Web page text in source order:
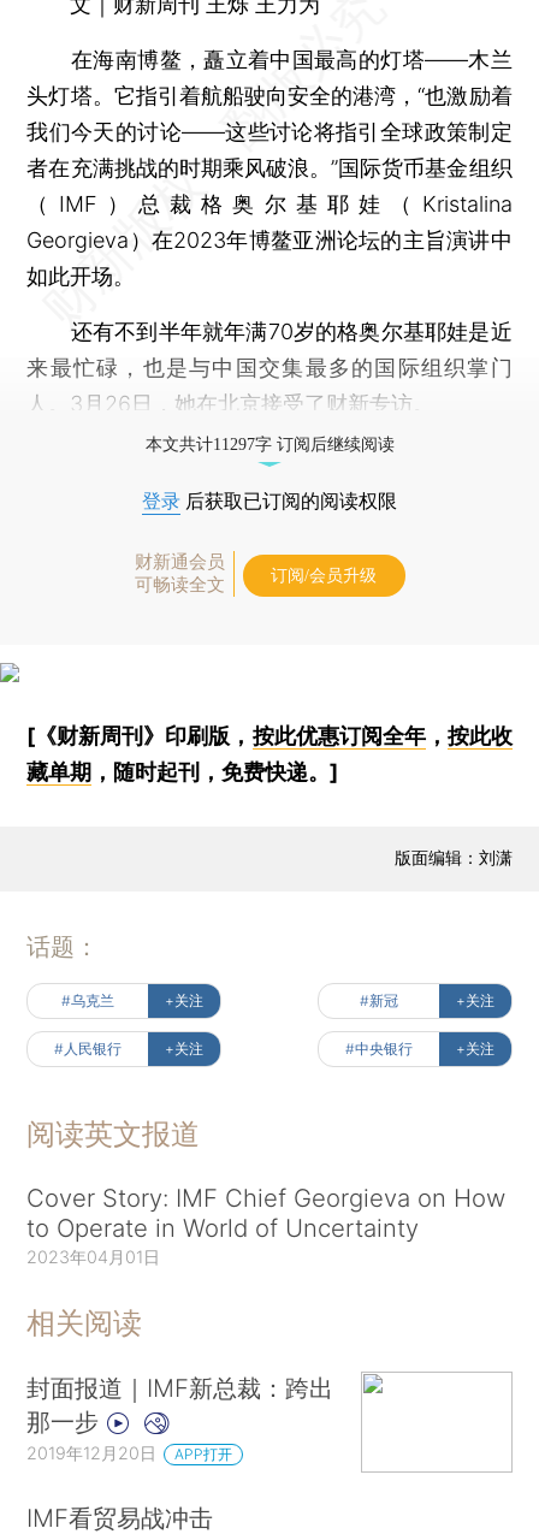
在海南博鳌，矗立着中国最高的灯塔——木兰
头灯塔。它指引着航船驶向安全的港湾，“也激励着
我们今天的讨论——这些讨论将指引全球政策制定
者在充满挑战的时期乘风破浪。”国际货币基金组织
（IMF）总裁格奥尔基耶娃（Kristalina
Georgieva）在2023年博鳌亚洲论坛的主旨演讲中
如此开场。
还有不到半年就年满70岁的格奥尔基耶娃是近
来最忙碌，也是与中国交集最多的国际组织掌门
人。3月26日，她在北京接受了财新专访。
本文共计11297字 订阅后继续阅读
登录 后获取已订阅的阅读权限
财新通会员
可畅读全文
订阅/会员升级
[《财新周刊》印刷版， 按此优惠订阅全年， 按此收
藏单期 ，随时起刊，免费快递。]
版面编辑：刘潇
话题：
#乌克兰 +关注 #新冠 +关注
#人民银行 +关注 #中央银行 +关注
阅读英文报道
Cover Story: IMF Chief Georgieva on How
to Operate in World of Uncertainty
2023年04月01日
相关阅读
封面报道｜IMF新总裁：跨出
那一步
2019年12月20日 APP打开
IMF看贸易战冲击